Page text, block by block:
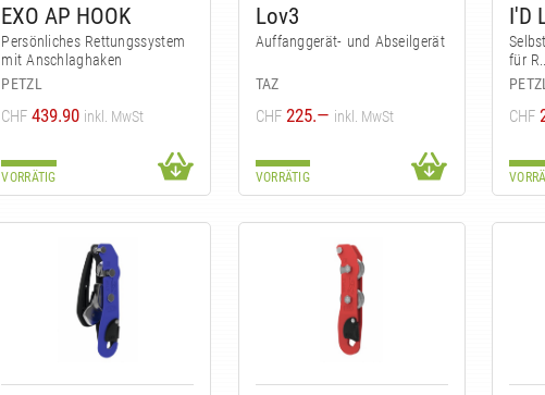
EXO AP HOOK
Persönliches Rettungssystem
mit Anschlaghaken
PETZL
CHF 439.90 inkl. MwSt
VORRÄTIG
Lov3
Auffanggerät- und Abseilgerät
TAZ
CHF 225.— inkl. MwSt
VORRÄTIG
I'D
für R...
CHF